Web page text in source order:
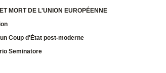
MORT DE L'UNION EUROPÉENNE
Coup d'État post-moderne
Seminatore